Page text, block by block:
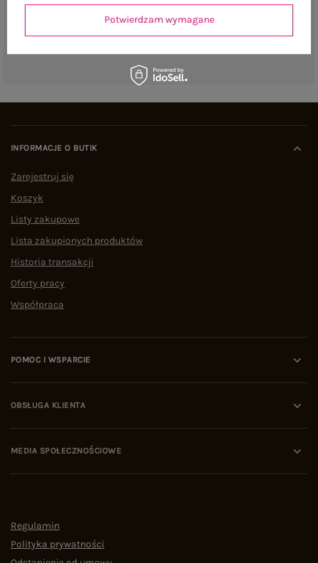
INFORMACJE O BUTIK
Zarejestruj się
Koszyk
Listy zakupowe
Lista zakupionych produktów
Historia transakcji
Oferty pracy
Współpraca
POMOC I WSPARCIE
OBSŁUGA KLIENTA
MEDIA SPOŁECZNOŚCIOWE
Regulamin
Polityka prywatności
Potwierdzam wymagane